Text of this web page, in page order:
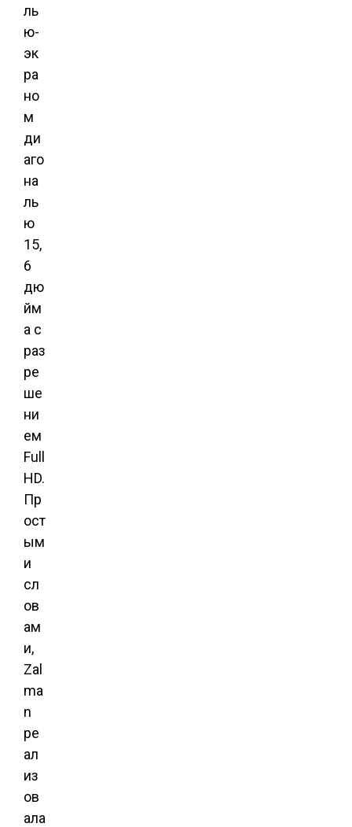
ль
ю-
эк
ра
но
м
ди
аго
на
ль
ю
15,
6
дю
йм
а с
раз
ре
ше
ни
ем
Full
HD.
Пр
ост
ым
и
сл
ов
ам
и,
Zal
ma
n
ре
ал
из
ов
ала